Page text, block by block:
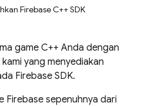
Firebase C++ SDK
game C++ Anda dengan
yang menyediakan
Firebase SDK.
Firebase sepenuhnya dari